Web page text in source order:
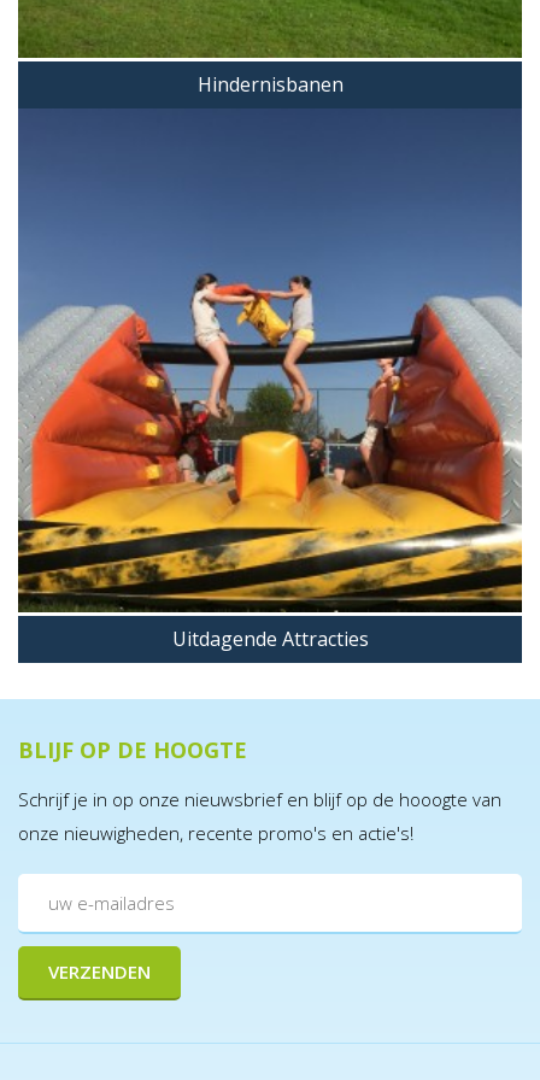
Hindernisbanen
Uitdagende Attracties
BLIJF OP DE HOOGTE
Schrijf je in op onze nieuwsbrief en blijf op de hooogte van
onze nieuwigheden, recente promo's en actie's!